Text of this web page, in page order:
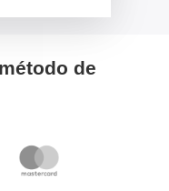
de